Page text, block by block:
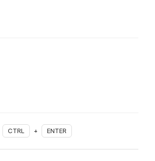
CTRL + ENTER